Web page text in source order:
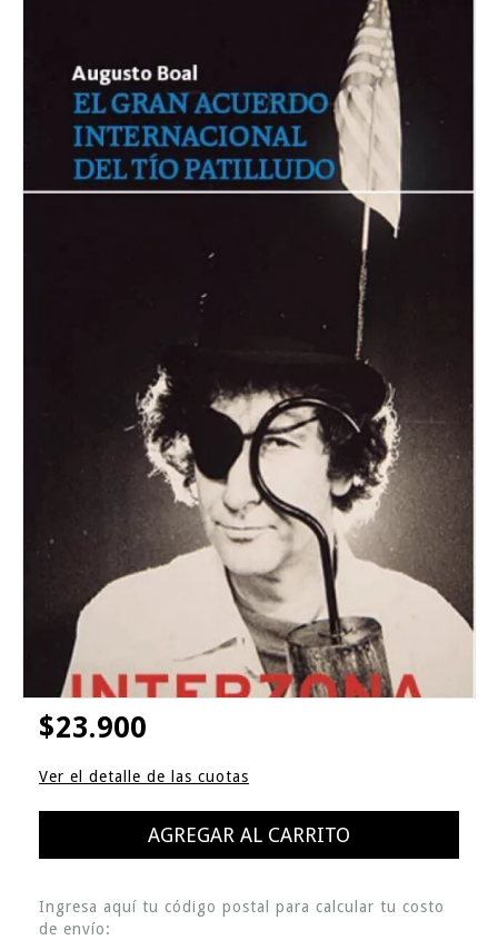
$23.900
Ver el detalle de las cuotas
Ingresa aquí tu código postal para calcular tu costo
de envío: